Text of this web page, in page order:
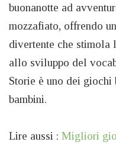
buonanotte ad
mozzafiato, offrendo
divertente che stimola
allo sviluppo del
Storie è uno dei giochi
bambini.
Lire aussi : Migliori